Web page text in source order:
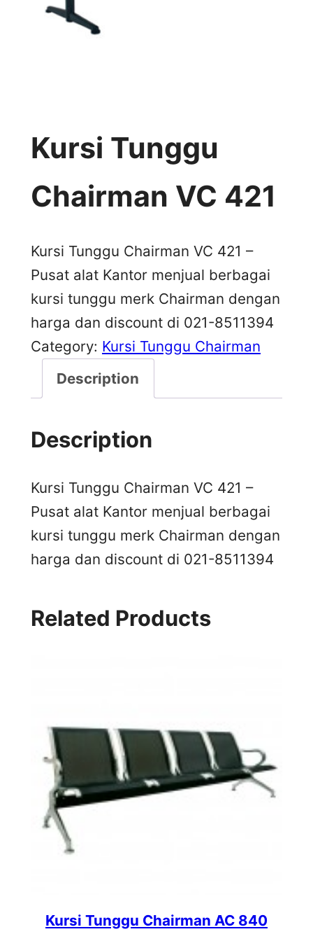
Kursi Tunggu
Chairman VC 421
Kursi Tunggu Chairman VC 421 –
Pusat alat Kantor menjual berbagai
kursi tunggu merk Chairman dengan
harga dan discount di 021-8511394
Category: Kursi Tunggu Chairman
Description
Description
Kursi Tunggu Chairman VC 421 –
Pusat alat Kantor menjual berbagai
kursi tunggu merk Chairman dengan
harga dan discount di 021-8511394
Related Products
Kursi Tunggu Chairman AC 840